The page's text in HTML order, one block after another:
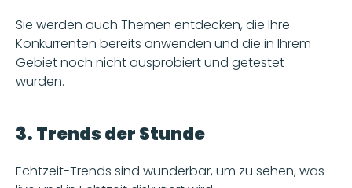
Sie werden auch Themen entdecken, die Ihre
Konkurrenten bereits anwenden und die in Ihrem
Gebiet noch nicht ausprobiert und getestet
wurden.
3. Trends der Stunde
Echtzeit-Trends sind wunderbar, um zu sehen, was